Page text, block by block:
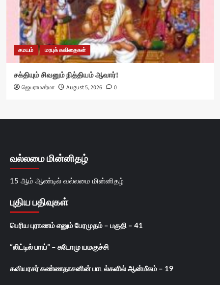
சமயம் மரபுக் கவிதைகள்
சக்தியும் சிவனும் நித்தியம் ஆவார்!
ஜெயராமசர்மா August 5, 2026 0
வல்லமை மின்னிதழ்
15 ஆம் ஆண்டில் வல்லமை மின்னிதழ்
புதிய பதிவுகள்
பெரிய புராணம் எனும் பேரமுதம் – பகுதி – 41
“லிட்டில் பாய்” – சுடோமு யமகுச்சி
கவியரசர் கண்ணதாசனின் பாடல்களில் ஆன்மீகம் – 19